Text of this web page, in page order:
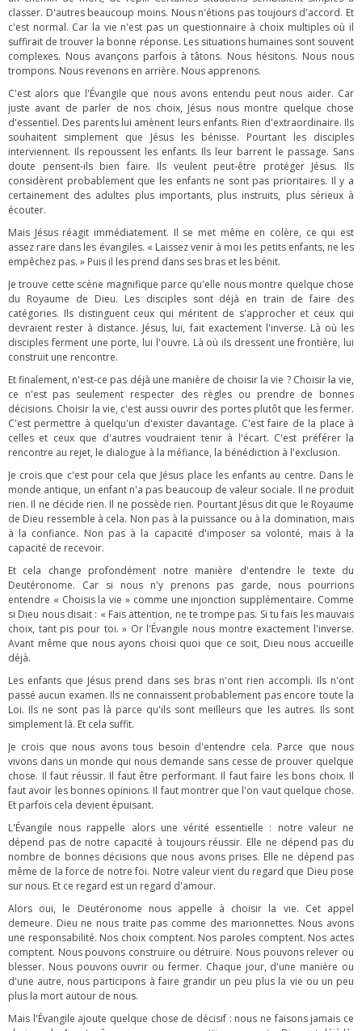
classer. D'autres beaucoup moins. Nous n'étions pas toujours d'accord. Et
c'est normal. Car la vie n'est pas un questionnaire à choix multiples où il
suffirait de trouver la bonne réponse. Les situations humaines sont souvent
complexes. Nous avançons parfois à tâtons. Nous hésitons. Nous nous
trompons. Nous revenons en arrière. Nous apprenons.
C'est alors que l'Évangile que nous avons entendu peut nous aider. Car
juste avant de parler de nos choix, Jésus nous montre quelque chose
d'essentiel. Des parents lui amènent leurs enfants. Rien d'extraordinaire. Ils
souhaitent simplement que Jésus les bénisse. Pourtant les disciples
interviennent. Ils repoussent les enfants. Ils leur barrent le passage. Sans
doute pensent-ils bien faire. Ils veulent peut-être protéger Jésus. Ils
considèrent probablement que les enfants ne sont pas prioritaires. Il y a
certainement des adultes plus importants, plus instruits, plus sérieux à
écouter.
Mais Jésus réagit immédiatement. Il se met même en colère, ce qui est
assez rare dans les évangiles. « Laissez venir à moi les petits enfants, ne les
empêchez pas. » Puis il les prend dans ses bras et les bénit.
Je trouve cette scène magnifique parce qu'elle nous montre quelque chose
du Royaume de Dieu. Les disciples sont déjà en train de faire des
catégories. Ils distinguent ceux qui méritent de s'approcher et ceux qui
devraient rester à distance. Jésus, lui, fait exactement l'inverse. Là où les
disciples ferment une porte, lui l'ouvre. Là où ils dressent une frontière, lui
construit une rencontre.
Et finalement, n'est-ce pas déjà une manière de choisir la vie ? Choisir la vie,
ce n'est pas seulement respecter des règles ou prendre de bonnes
décisions. Choisir la vie, c'est aussi ouvrir des portes plutôt que les fermer.
C'est permettre à quelqu'un d'exister davantage. C'est faire de la place à
celles et ceux que d'autres voudraient tenir à l'écart. C'est préférer la
rencontre au rejet, le dialogue à la méfiance, la bénédiction à l'exclusion.
Je crois que c'est pour cela que Jésus place les enfants au centre. Dans le
monde antique, un enfant n'a pas beaucoup de valeur sociale. Il ne produit
rien. Il ne décide rien. Il ne possède rien. Pourtant Jésus dit que le Royaume
de Dieu ressemble à cela. Non pas à la puissance ou à la domination, mais
à la confiance. Non pas à la capacité d'imposer sa volonté, mais à la
capacité de recevoir.
Et cela change profondément notre manière d'entendre le texte du
Deutéronome. Car si nous n'y prenons pas garde, nous pourrions
entendre « Choisis la vie » comme une injonction supplémentaire. Comme
si Dieu nous disait : « Fais attention, ne te trompe pas. Si tu fais les mauvais
choix, tant pis pour toi. » Or l'Évangile nous montre exactement l'inverse.
Avant même que nous ayons choisi quoi que ce soit, Dieu nous accueille
déjà.
Les enfants que Jésus prend dans ses bras n'ont rien accompli. Ils n'ont
passé aucun examen. Ils ne connaissent probablement pas encore toute la
Loi. Ils ne sont pas là parce qu'ils sont meilleurs que les autres. Ils sont
simplement là. Et cela suffit.
Je crois que nous avons tous besoin d'entendre cela. Parce que nous
vivons dans un monde qui nous demande sans cesse de prouver quelque
chose. Il faut réussir. Il faut être performant. Il faut faire les bons choix. Il
faut avoir les bonnes opinions. Il faut montrer que l'on vaut quelque chose.
Et parfois cela devient épuisant.
L'Évangile nous rappelle alors une vérité essentielle : notre valeur ne
dépend pas de notre capacité à toujours réussir. Elle ne dépend pas du
nombre de bonnes décisions que nous avons prises. Elle ne dépend pas
même de la force de notre foi. Notre valeur vient du regard que Dieu pose
sur nous. Et ce regard est un regard d'amour.
Alors oui, le Deutéronome nous appelle à choisir la vie. Cet appel
demeure. Dieu ne nous traite pas comme des marionnettes. Nous avons
une responsabilité. Nos choix comptent. Nos paroles comptent. Nos actes
comptent. Nous pouvons construire ou détruire. Nous pouvons relever ou
blesser. Nous pouvons ouvrir ou fermer. Chaque jour, d'une manière ou
d'une autre, nous participons à faire grandir un peu plus la vie ou un peu
plus la mort autour de nous.
Mais l'Évangile ajoute quelque chose de décisif : nous ne faisons jamais ce